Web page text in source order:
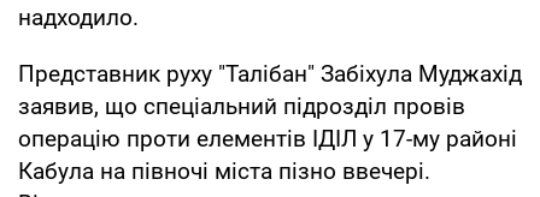
надходило.
Представник руху "Талібан" Забіхула Муджахід
заявив, що спеціальний підрозділ провів
операцію проти елементів ІДІЛ у 17-му районі
Кабула на півночі міста пізно ввечері.